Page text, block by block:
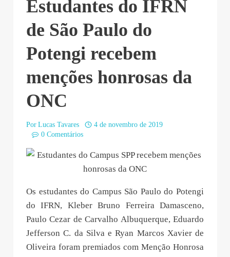
Estudantes do IFRN
de São Paulo do
Potengi recebem
menções honrosas da
ONC
Por Lucas Tavares
4 de novembro de 2019
0 Comentários
Os estudantes do Campus São Paulo do Potengi
do IFRN, Kleber Bruno Ferreira Damasceno,
Paulo Cezar de Carvalho Albuquerque, Eduardo
Jefferson C. da Silva e Ryan Marcos Xavier de
Oliveira foram premiados com Menção Honrosa